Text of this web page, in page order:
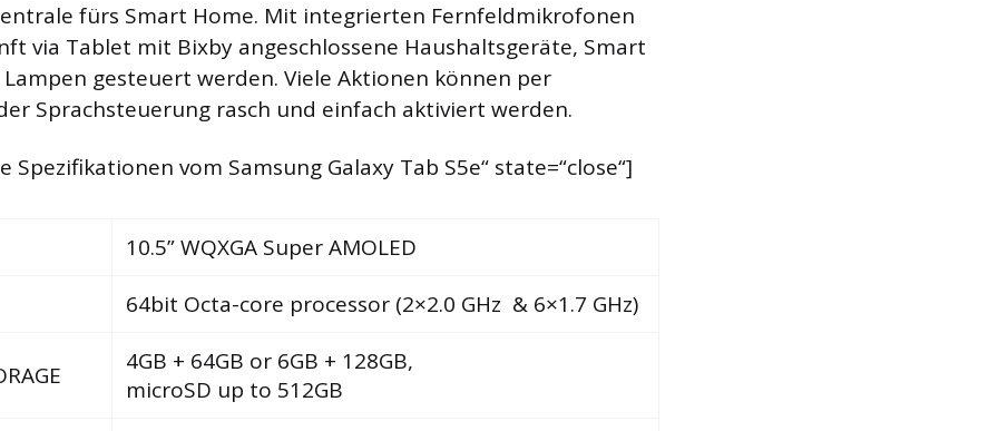
fürs Smart Home. Mit integrierten Fernfeldmikrofonen
via Tablet mit Bixby angeschlossene Haushaltsgeräte, Smart
gesteuert werden. Viele Aktionen können per
Sprachsteuerung rasch und einfach aktiviert werden.
Spezifikationen vom Samsung Galaxy Tab S5e“ state=“close“]
10.5” WQXGA Super AMOLED
64bit Octa-core processor (2×2.0 GHz & 6×1.7 GHz)
4GB + 64GB or 6GB + 128GB,
microSD up to 512GB